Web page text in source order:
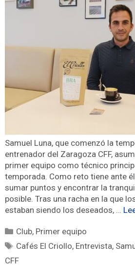
Samuel Luna, que comenzó la
entrenador del Zaragoza CFF,
primer equipo como técnico
temporada. Como reto tiene ante
sumar puntos y encontrar la
posible. Tras una racha en la que
estaban siendo los deseados, …
Club, Primer equipo
Cafés El Criollo, Entrevista,
CFF